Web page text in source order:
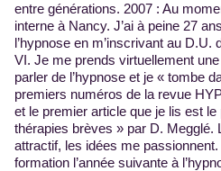
entre générations. 2007 : Au
interne à Nancy. J’ai à peine 27
l’hypnose en m’inscrivant au D.U.
VI. Je me prends virtuellement
parler de l’hypnose et je « tombe
premiers numéros de la revue
et le premier article que je lis est
thérapies brèves » par D. Megglé.
attractif, les idées me passionnent.
formation l’année suivante à